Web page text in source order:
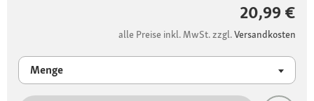
20,99 €
alle Preise inkl. MwSt. zzgl.Versandkosten
Menge